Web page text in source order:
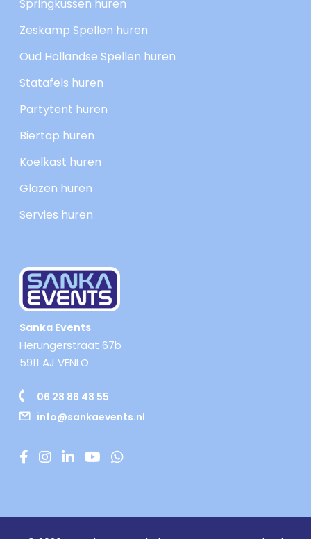
Springkussen huren
Zeskamp Spellen huren
Oud Hollandse Spellen huren
Statafels huren
Partytent huren
Biertap huren
Koelkast huren
Glazen huren
Servies huren
Sanka Events
Herungerstraat 67b
5911 AJ VENLO
06 28 86 48 55
info@sankaevents.nl